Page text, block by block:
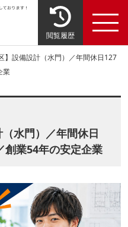
閲覧履歴
】設備設計（水門）／年間休日127
業
（水門）／年間休日
創業54年の安定企業